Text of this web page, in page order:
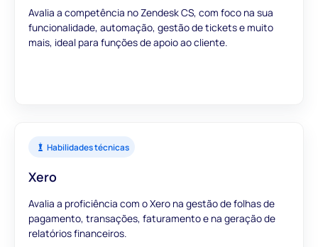
Avalia a competência no Zendesk CS, com foco na sua
funcionalidade, automação, gestão de tickets e muito
mais, ideal para funções de apoio ao cliente.
Habilidades técnicas
Xero
Avalia a proficiência com o Xero na gestão de folhas de
pagamento, transações, faturamento e na geração de
relatórios financeiros.